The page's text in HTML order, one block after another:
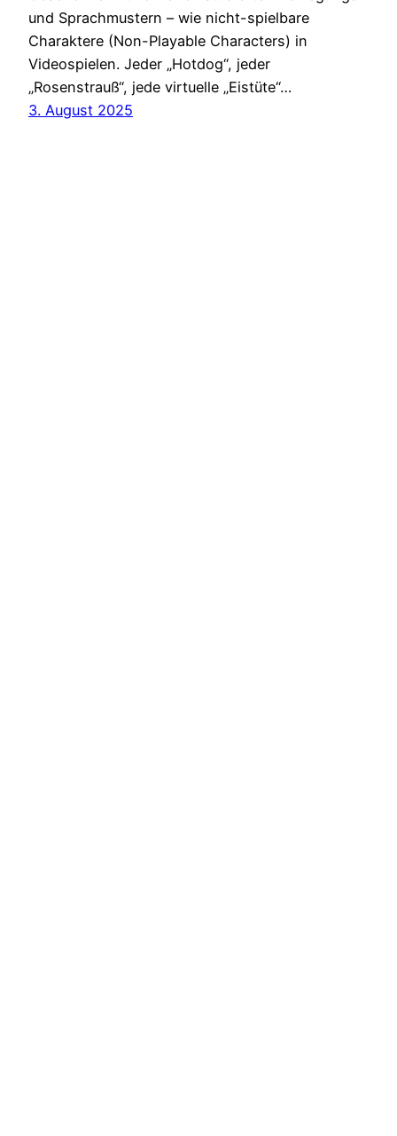
und Sprachmustern – wie nicht-spielbare
Charaktere (Non-Playable Characters) in
Videospielen. Jeder „Hotdog“, jeder
„Rosenstrauß“, jede virtuelle „Eistüte“…
3. August 2025